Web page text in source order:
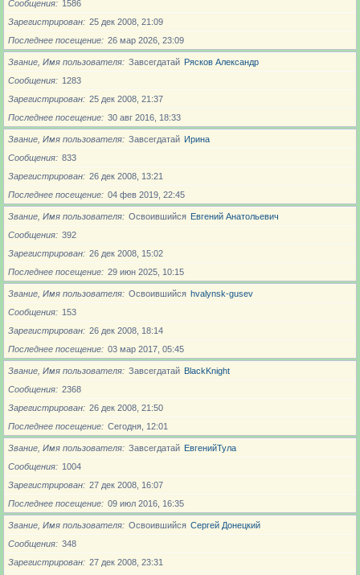
Сообщения
1586
Зарегистрирован
25 дек 2008, 21:09
Последнее посещение
26 мар 2026, 23:09
Звание, Имя пользователя Завсегдатай Рясков Александр
Сообщения
1283
Зарегистрирован
25 дек 2008, 21:37
Последнее посещение
30 авг 2016, 18:33
Звание, Имя пользователя Завсегдатай Ирина
Сообщения
833
Зарегистрирован
26 дек 2008, 13:21
Последнее посещение
04 фев 2019, 22:45
Звание, Имя пользователя Освоившийся Евгений Анатольевич
Сообщения
392
Зарегистрирован
26 дек 2008, 15:02
Последнее посещение
29 июн 2025, 10:15
Звание, Имя пользователя Освоившийся hvalynsk-gusev
Сообщения
153
Зарегистрирован
26 дек 2008, 18:14
Последнее посещение
03 мар 2017, 05:45
Звание, Имя пользователя Завсегдатай BlackKnight
Сообщения
2368
Зарегистрирован
26 дек 2008, 21:50
Последнее посещение
Сегодня, 12:01
Звание, Имя пользователя Завсегдатай ЕвгенийТула
Сообщения
1004
Зарегистрирован
27 дек 2008, 16:07
Последнее посещение
09 июл 2016, 16:35
Звание, Имя пользователя Освоившийся Сергей Донецкий
Сообщения
348
Зарегистрирован
27 дек 2008, 23:31